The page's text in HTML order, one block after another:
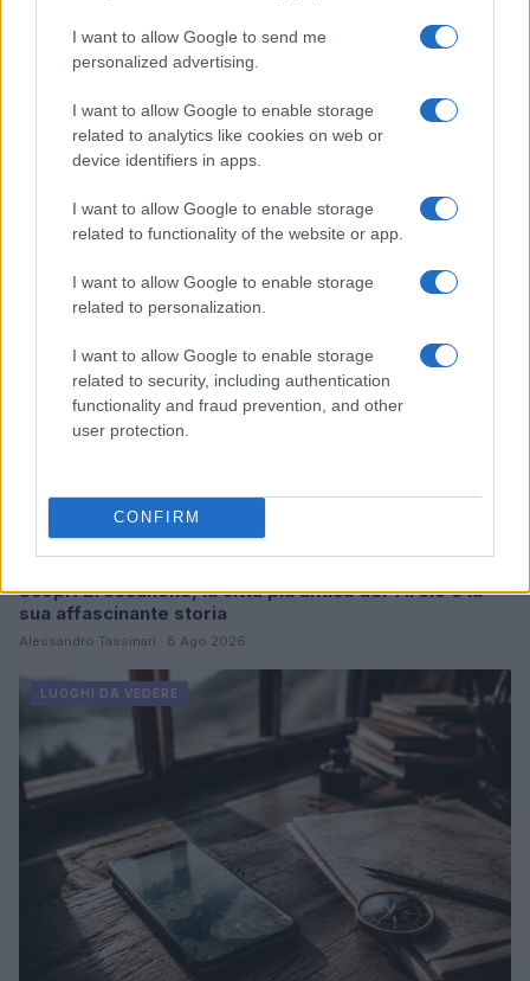
I want to allow Google to send me
personalized advertising.
I want to allow Google to enable storage
related to analytics like cookies on web or
device identifiers in apps.
I want to allow Google to enable storage
related to functionality of the website or app.
I want to allow Google to enable storage
related to personalization.
I want to allow Google to enable storage
related to security, including authentication
functionality and fraud prevention, and other
user protection.
CONFIRM
Continua a leggere
Scopri Bressanone, la città più antica del Tirolo e la
sua affascinante storia
Alessandro Tassinari · 8 Ago 2026
LUOGHI DA VEDERE